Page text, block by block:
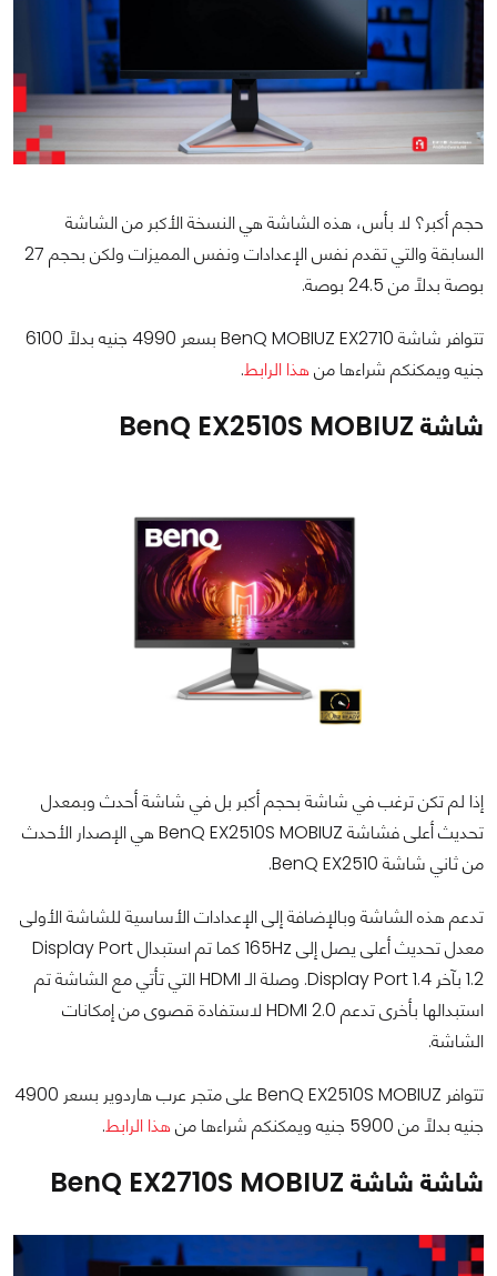
حجم أكبر؟ لا بأس، هذه الشاشة هي النسخة الأكبر من الشاشة
السابقة والتي تقدم نفس الإعدادات ونفس المميزات ولكن بحجم 27
بوصة بدلاً من 24.5 بوصة.
تتوافر شاشة BenQ MOBIUZ EX2710 بسعر 4990 جنيه بدلاً 6100
جنيه ويمكنكم شراءها منهذا الرابط.
شاشة BenQ EX2510S MOBIUZ
إذا لم تكن ترغب في شاشة بحجم أكبر بل في شاشة أحدث وبمعدل
تحديث أعلى فشاشة BenQ EX2510S MOBIUZ هي الإصدار الأحدث
من ثاني شاشة BenQ EX2510.
تدعم هذه الشاشة وبالإضافة إلى الإعدادات الأساسية للشاشة الأولى
معدل تحديث أعلى يصل إلى 165Hz كما تم استبدال Display Port
1.2 بآخر Display Port 1.4. وصلة الـ HDMI التي تأتي مع الشاشة تم
استبدالها بأخرى تدعم HDMI 2.0 لاستفادة قصوى من إمكانات
الشاشة.
تتوافر BenQ EX2510S MOBIUZ على متجر عرب هاردوير بسعر 4900
جنيه بدلاً من 5900 جنيه ويمكنكم شراءها من
هذا الرابط.
شاشة شاشة BenQ EX2710S MOBIUZ